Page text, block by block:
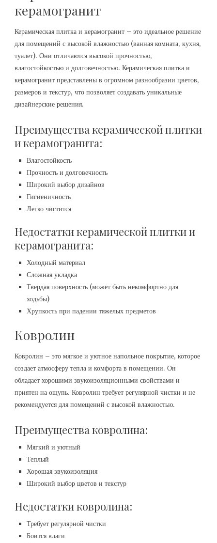
керамогранит
Керамическая плитка и керамогранит – это идеальное решение
для помещений с высокой влажностью (ванная комната, кухня,
туалет). Они отличаются высокой прочностью,
влагостойкостью и долговечностью. Керамическая плитка и
керамогранит представлены в огромном разнообразии цветов,
размеров и текстур, что позволяет создавать уникальные
дизайнерские решения.
Преимущества керамической плитки
и керамогранита:
Влагостойкость
Прочность и долговечность
Широкий выбор дизайнов
Гигиеничность
Легко чистится
Недостатки керамической плитки и
керамогранита:
Холодный материал
Сложная укладка
Твердая поверхность (может быть некомфортно для
ходьбы)
Хрупкость при падении тяжелых предметов
Ковролин
Ковролин – это мягкое и уютное напольное покрытие, которое
создает атмосферу тепла и комфорта в помещении. Он
обладает хорошими звукоизоляционными свойствами и
приятен на ощупь. Ковролин требует регулярной чистки и не
рекомендуется для помещений с высокой влажностью.
Преимущества ковролина:
Мягкий и уютный
Теплый
Хорошая звукоизоляция
Широкий выбор цветов и текстур
Недостатки ковролина:
Требует регулярной чистки
Боится влаги